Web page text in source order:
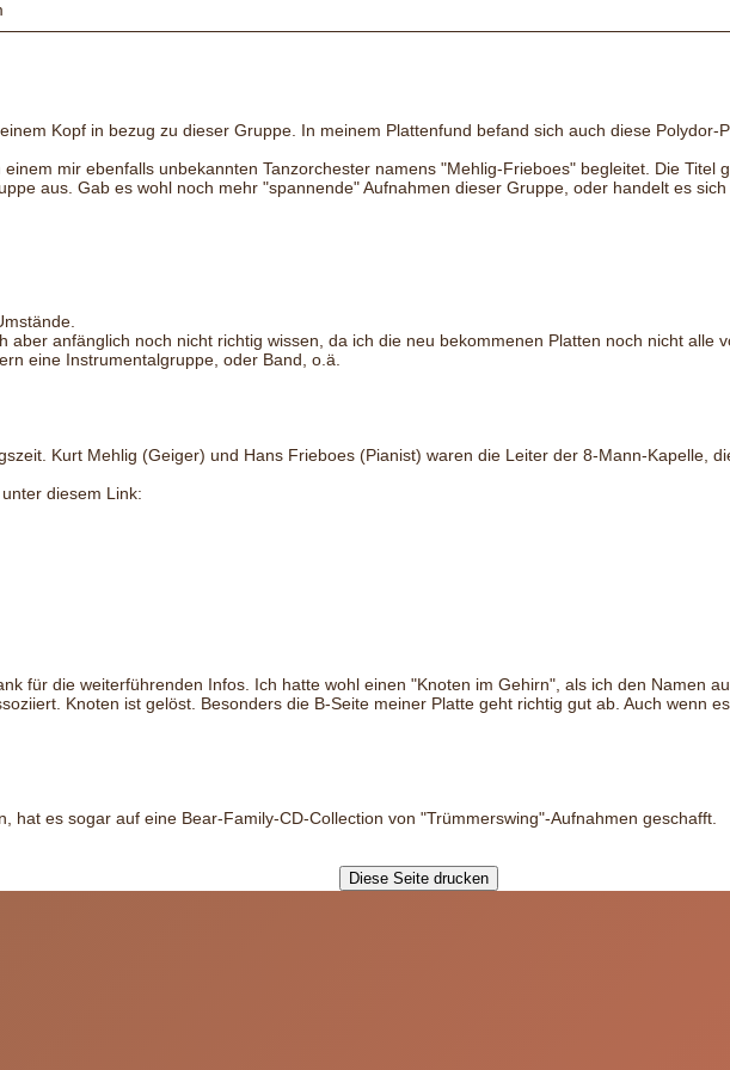
Kopf in bezug zu dieser Gruppe. In meinem Plattenfund befand sich auch diese Polydor-
mir ebenfalls unbekannten Tanzorchester namens "Mehlig-Frieboes" begleitet. Die Titel
aus. Gab es wohl noch mehr "spannende" Aufnahmen dieser Gruppe, oder handelt es
aber anfänglich noch nicht richtig wissen, da ich die neu bekommenen Platten noch nicht alle
eine Instrumentalgruppe, oder Band, o.ä.
Kurt Mehlig (Geiger) und Hans Frieboes (Pianist) waren die Leiter der 8-Mann-Kapelle,
diesem Link:
für die weiterführenden Infos. Ich hatte wohl einen "Knoten im Gehirn", als ich den Namen
Knoten ist gelöst. Besonders die B-Seite meiner Platte geht richtig gut ab. Auch wenn
hat es sogar auf eine Bear-Family-CD-Collection von "Trümmerswing"-Aufnahmen geschafft.